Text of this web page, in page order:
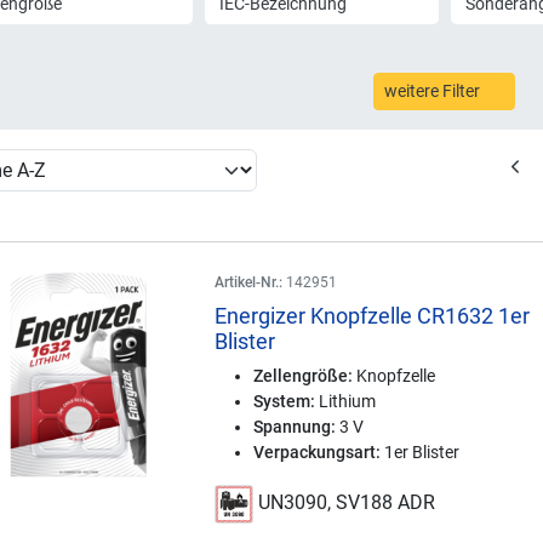
weitere Filter
Artikel-Nr.: 142951
Energizer Knopfzelle CR1632 1er
Blister
Zellengröße: Knopfzelle
System: Lithium
Spannung: 3 V
Verpackungsart: 1er Blister
UN3090, SV188 ADR